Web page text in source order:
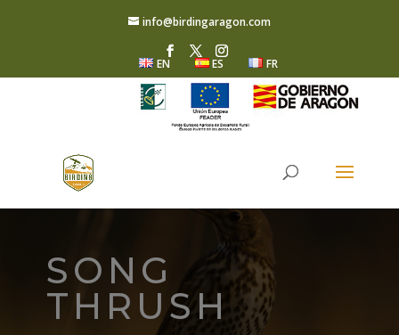
info@birdingaragon.com
EN ES FR
SONG
THRUSH